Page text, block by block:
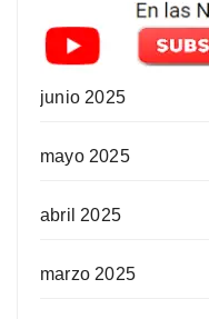
junio 2025
mayo 2025
abril 2025
marzo 2025